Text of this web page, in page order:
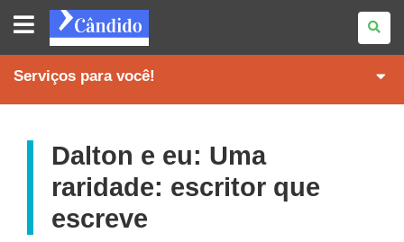
REVISTA
CÂNDIDO
Serviços para você!
Dalton e eu: Uma
raridade: escritor que
escreve